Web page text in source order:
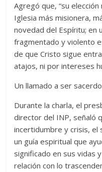
Agregó que, “su
Iglesia más misionera,
novedad del Espíritu; en
fragmentado y violento
de que Cristo sigue
atajos, ni por intereses
Un llamado a ser
Durante la charla, el
director del INP, señaló
incertidumbre y crisis, el
un guía espiritual que
significado en sus vidas
relación con lo